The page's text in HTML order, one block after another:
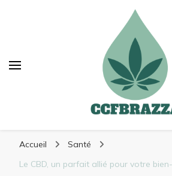
Accueil
Santé
Le CBD, un parfait allié pour votre